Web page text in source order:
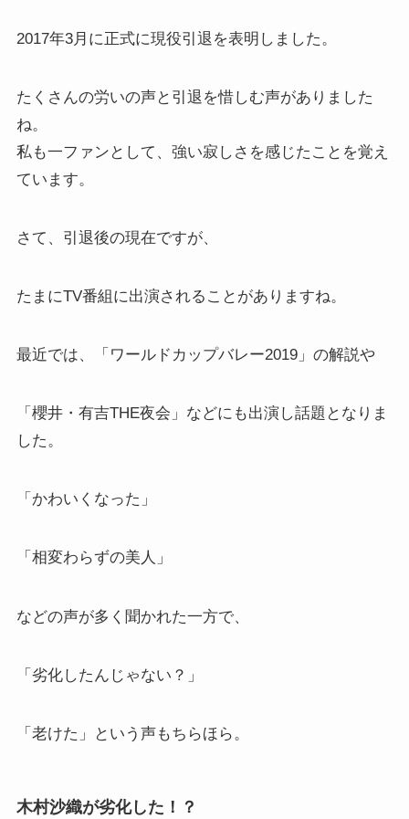
2017年3月に正式に現役引退を表明しました。
たくさんの労いの声と引退を惜しむ声がありました
ね。
私も一ファンとして、強い寂しさを感じたことを覚え
ています。
さて、引退後の現在ですが、
たまにTV番組に出演されることがありますね。
最近では、「ワールドカップバレー2019」の解説や
「櫻井・有吉THE夜会」などにも出演し話題となりま
した。
「かわいくなった」
「相変わらずの美人」
などの声が多く聞かれた一方で、
「劣化したんじゃない？」
「老けた」という声もちらほら。
木村沙織が劣化した！？